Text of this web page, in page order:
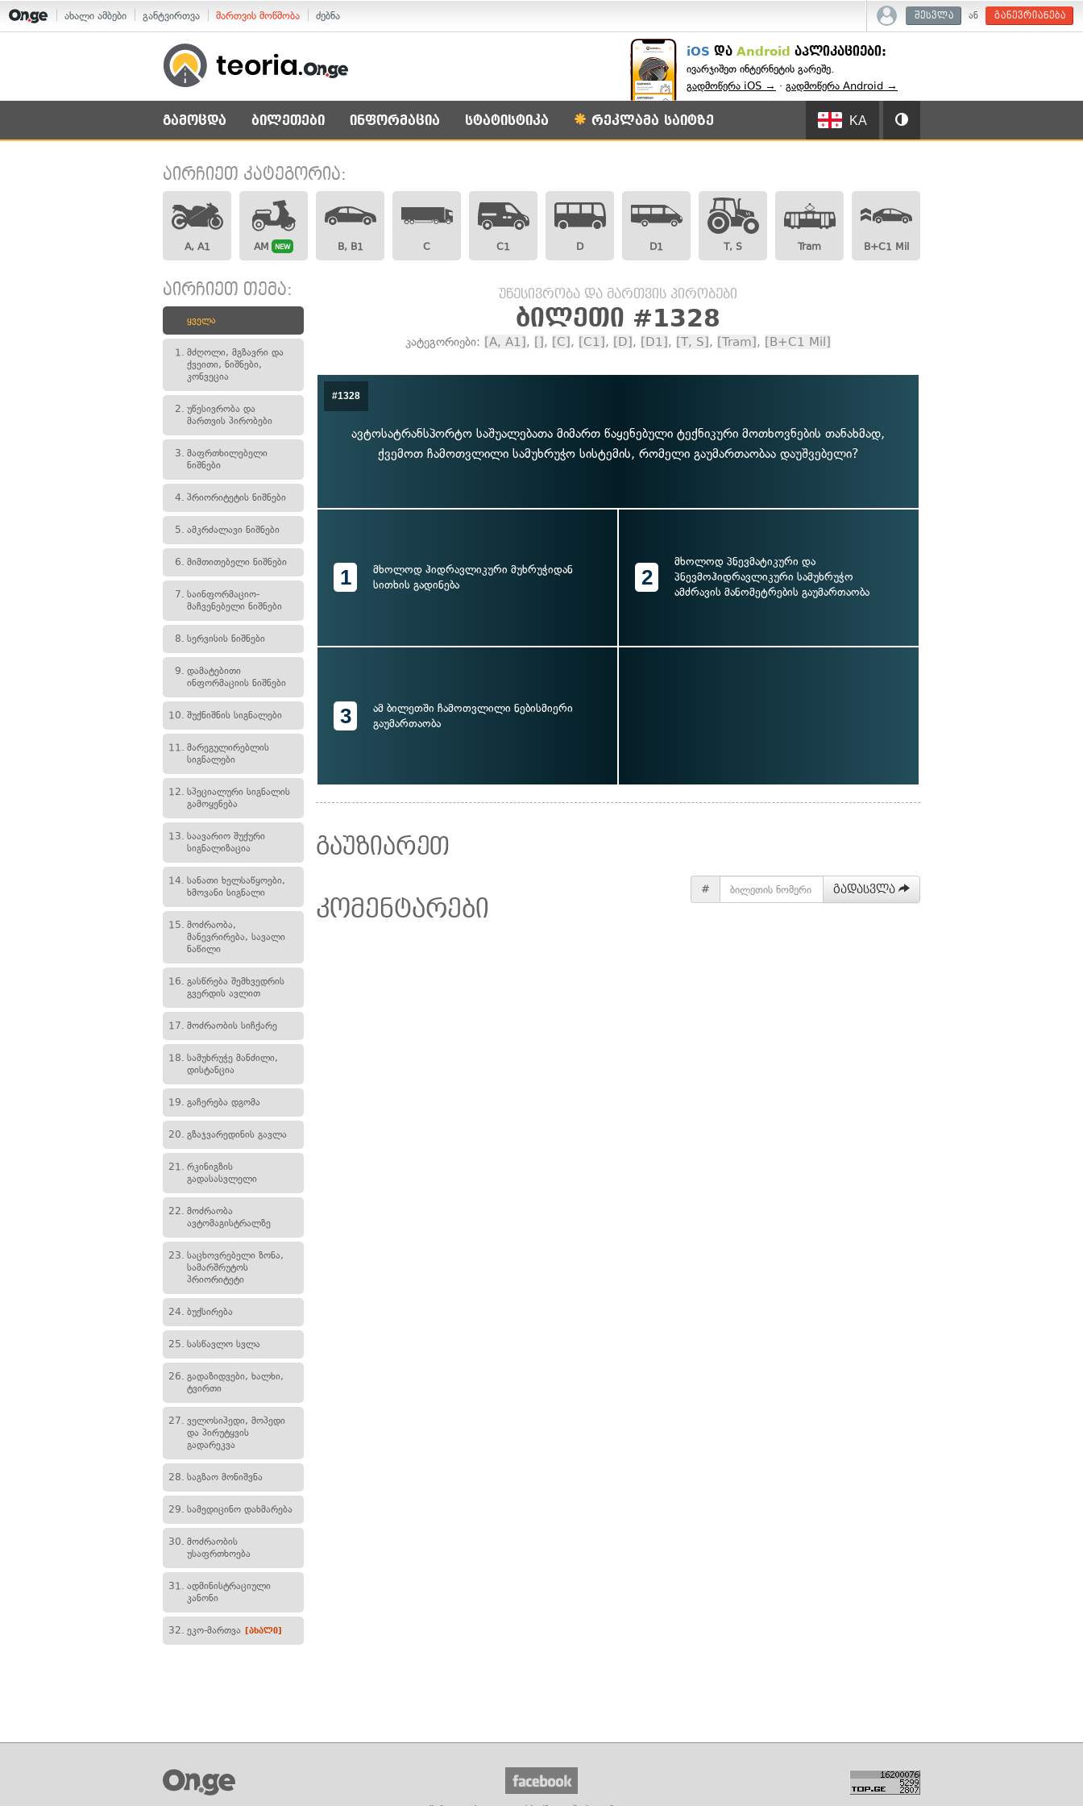
ახალი ამბები განტვირთვა მართვის მოწმობა ძებნა შესვლა ან გაწევრიანება
iOS და Android აპლიკაციები:
ივარჯიშეთ ინტერნეტის გარეშე.
გადმოწერა iOS → · გადმოწერა Android →
გამოცდა ბილეთები ინფორმაცია სტატისტიკა რეკლამა საიტზე KA
აირჩიეთ კატეგორია:
A, A1 AM NEW B, B1 C C1 D D1 T, S Tram B+C1 Mil
აირჩიეთ თემა:
ყველა
1. მძღოლი, მგზავრი და
ქვეითი, ნიშნები,
კონვეცია
2. უწესივრობა და
მართვის პირობები
3. მაფრთხილებელი
ნიშნები
4. პრიორიტეტის ნიშნები
5. ამკრძალავი ნიშნები
6. მიმთითებელი ნიშნები
7. საინფორმაციო-
მაჩვენებელი ნიშნები
8. სერვისის ნიშნები
9. დამატებითი
ინფორმაციის ნიშნები
10. შუქნიშნის სიგნალები
11. მარეგულირებლის
სიგნალები
12. სპეციალური სიგნალის
გამოყენება
13. საავარიო შუქური
სიგნალიზაცია
14. სანათი ხელსაწყოები,
ხმოვანი სიგნალი
15. მოძრაობა,
მანევრირება, სავალი
ნაწილი
16. გასწრება შემხვედრის
გვერდის ავლით
17. მოძრაობის სიჩქარე
18. სამუხრუჭე მანძილი,
დისტანცია
19. გაჩერება დგომა
20. გზაჯვარედინის გავლა
21. რკინიგზის
გადასასვლელი
22. მოძრაობა
ავტომაგისტრალზე
23. საცხოვრებელი ზონა,
სამარშრუტოს
პრიორიტეტი
24. ბუქსირება
25. სასწავლო სვლა
26. გადაზიდვები, ხალხი,
ტვირთი
27. ველოსიპედი, მოპედი
და პირუტყვის
გადარეკვა
28. საგზაო მონიშვნა
29. სამედიცინო დახმარება
30. მოძრაობის
უსაფრთხოება
31. ადმინისტრაციული
კანონი
32. ეკო-მართვა [ახალი]
უწესივრობა და მართვის პირობები
ბილეთი #1328
კატეგორიები: [A, A1], [], [C], [C1], [D], [D1], [T, S], [Tram], [B+C1 Mil]
#1328
ავტოსატრანსპორტო საშუალებათა მიმართ წაყენებული ტექნიკური მოთხოვნების თანახმად,
ქვემოთ ჩამოთვლილი სამუხრუჭო სისტემის, რომელი გაუმართაობაა დაუშვებელი?
1
მხოლოდ ჰიდრავლიკური მუხრუჭიდან
სითხის გადინება
2
მხოლოდ პნევმატიკური და
პნევმოჰიდრავლიკური სამუხრუჭო
ამძრავის მანომეტრების გაუმართაობა
3
ამ ბილეთში ჩამოთვლილი ნებისმიერი
გაუმართაობა
# გადასვლა
გაუზიარეთ
კომენტარები